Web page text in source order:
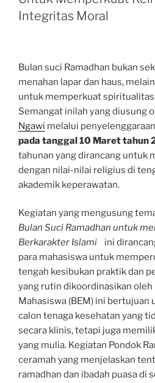
Integritas Moral
Bulan suci Ramadhan bukan
menahan lapar dan haus,
untuk memperkuat
Semangat inilah yang diusung
Ngawi melalui penyelenggaraan
pada tanggal 10 Maret tahun
tahunan yang dirancang untuk
dengan nilai-nilai religius di
akademik keperawatan.
Kegiatan yang mengusung
Bulan Suci Ramadhan untuk
Berkarakter Islami ini
para mahasiswa untuk
tengah kesibukan praktik dan
yang rutin dikoordinasikan oleh
Mahasiswa (BEM) ini bertujuan
calon tenaga kesehatan yang
secara klinis, tetapi juga
yang mulia. Kegiatan Pondok
ceramah yang menjelaskan
ramadhan dan ibadah puasa di